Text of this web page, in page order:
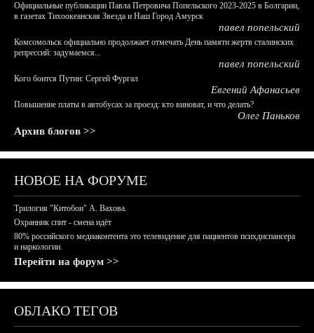
Официальные публикации Павла Петровича Попельского 2023-2025 в Болгарии,
в газетах Тихоокеанская Звезда и Наш Город Амурск
павел попельский
Комсомольск официально продолжает отмечать День памяти жертв сталинских
репрессий: задумаемся...
павел попельский
Кого боится Путин: Сергей Фургал
Евгений Афанасьев
Повышение платы в автобусах за проезд: кто виноват, и что делать?
Олег Паньков
Архив блогов >>
НОВОЕ НА ФОРУМЕ
Трилогия "Китобои" А. Вахова.
Охранник спит - смена идёт
80% российского медиаконтента это телевидение для пациентов психдиспансера
и наркологии.
Перейти на форум >>
ОБЛАКО ТЕГОВ